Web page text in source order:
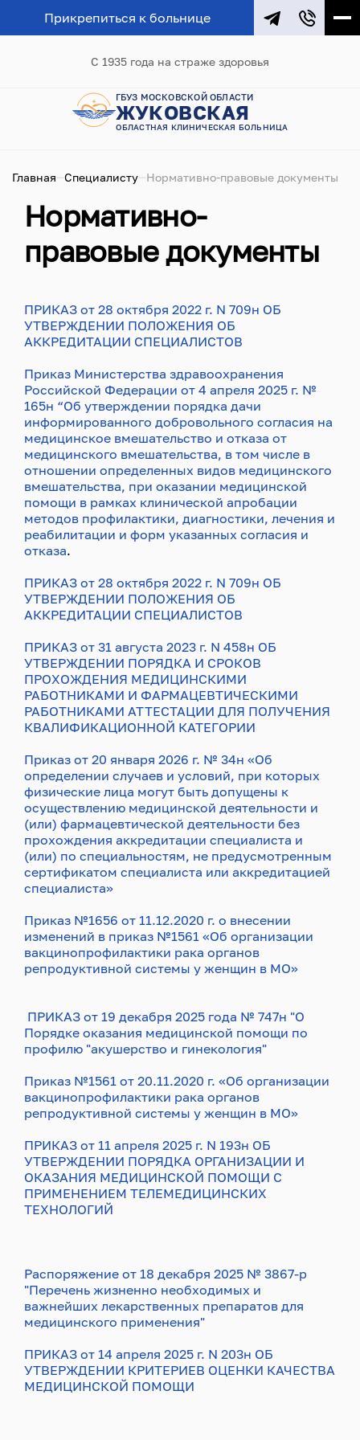
Прикрепиться к больнице
С 1935 года на страже здоровья
ГБУЗ МОСКОВСКОЙ ОБЛАСТИ
ЖУКОВСКАЯ
ОБЛАСТНАЯ КЛИНИЧЕСКАЯ БОЛЬНИЦА
Главная Специалисту Нормативно-правовые документы
Нормативно-
правовые документы
ПРИКАЗ от 28 октября 2022 г. N 709н ОБ
УТВЕРЖДЕНИИ ПОЛОЖЕНИЯ ОБ
АККРЕДИТАЦИИ СПЕЦИАЛИСТОВ
Приказ Министерства здравоохранения
Российской Федерации от 4 апреля 2025 г. №
165н “Об утверждении порядка дачи
информированного добровольного согласия на
медицинское вмешательство и отказа от
медицинского вмешательства, в том числе в
отношении определенных видов медицинского
вмешательства, при оказании медицинской
помощи в рамках клинической апробации
методов профилактики, диагностики, лечения и
реабилитации и форм указанных согласия и
отказа.
ПРИКАЗ от 28 октября 2022 г. N 709н ОБ
УТВЕРЖДЕНИИ ПОЛОЖЕНИЯ ОБ
АККРЕДИТАЦИИ СПЕЦИАЛИСТОВ
ПРИКАЗ от 31 августа 2023 г. N 458н ОБ
УТВЕРЖДЕНИИ ПОРЯДКА И СРОКОВ
ПРОХОЖДЕНИЯ МЕДИЦИНСКИМИ
РАБОТНИКАМИ И ФАРМАЦЕВТИЧЕСКИМИ
РАБОТНИКАМИ АТТЕСТАЦИИ ДЛЯ ПОЛУЧЕНИЯ
КВАЛИФИКАЦИОННОЙ КАТЕГОРИИ
Приказ от 20 января 2026 г. № 34н «Об
определении случаев и условий, при которых
физические лица могут быть допущены к
осуществлению медицинской деятельности и
(или) фармацевтической деятельности без
прохождения аккредитации специалиста и
(или) по специальностям, не предусмотренным
сертификатом специалиста или аккредитацией
специалиста»
Приказ №1656 от 11.12.2020 г. о внесении
изменений в приказ №1561 «Об организации
вакцинопрофилактики рака органов
репродуктивной системы у женщин в МО»
ПРИКАЗ от 19 декабря 2025 года № 747н "О
Порядке оказания медицинской помощи по
профилю "акушерство и гинекология"
Приказ №1561 от 20.11.2020 г. «Об организации
вакцинопрофилактики рака органов
репродуктивной системы у женщин в МО»
ПРИКАЗ от 11 апреля 2025 г. N 193н ОБ
УТВЕРЖДЕНИИ ПОРЯДКА ОРГАНИЗАЦИИ И
ОКАЗАНИЯ МЕДИЦИНСКОЙ ПОМОЩИ С
ПРИМЕНЕНИЕМ ТЕЛЕМЕДИЦИНСКИХ
ТЕХНОЛОГИЙ
Распоряжение от 18 декабря 2025 № 3867-р
"Перечень жизненно необходимых и
важнейших лекарственных препаратов для
медицинского применения"
ПРИКАЗ от 14 апреля 2025 г. N 203н ОБ
УТВЕРЖДЕНИИ КРИТЕРИЕВ ОЦЕНКИ КАЧЕСТВА
МЕДИЦИНСКОЙ ПОМОЩИ